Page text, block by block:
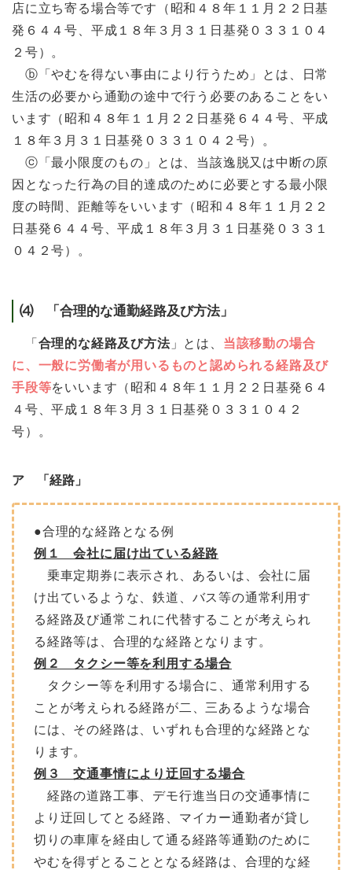
店に立ち寄る場合等です（昭和４８年１１月２２日基
発６４４号、平成１８年３月３１日基発０３３１０４
２号）。
ⓑ「やむを得ない事由により行うため」とは、日常
生活の必要から通勤の途中で行う必要のあることをい
います（昭和４８年１１月２２日基発６４４号、平成
１８年３月３１日基発０３３１０４２号）。
ⓒ「最小限度のもの」とは、当該逸脱又は中断の原
因となった行為の目的達成のために必要とする最小限
度の時間、距離等をいいます（昭和４８年１１月２２
日基発６４４号、平成１８年３月３１日基発０３３１
０４２号）。
⑷ 「合理的な通勤経路及び方法」
「 合理的な経路及び方法」とは、 当該移動の場合
に、一般に労働者が用いるものと認められる経路及び
手段等をいいます（昭和４８年１１月２２日基発６４
４号、平成１８年３月３１日基発０３３１０４２
号）。
ア 「経路」
●合理的な経路となる例
例１ 会社に届け出ている経路
乗車定期券に表示され、あるいは、会社に届
け出ているような、鉄道、バス等の通常利用す
る経路及び通常これに代替することが考えられ
る経路等は、合理的な経路となります。
例２ タクシー等を利用する場合
タクシー等を利用する場合に、通常利用する
ことが考えられる経路が二、三あるような場合
には、その経路は、いずれも合理的な経路とな
ります。
例３ 交通事情により迂回する場合
経路の道路工事、デモ行進当日の交通事情に
より迂回してとる経路、マイカー通勤者が貸し
切りの車庫を経由して通る経路等通勤のために
やむを得ずとることとなる経路は、合理的な経